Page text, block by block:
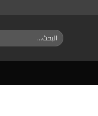
البحث
عن: